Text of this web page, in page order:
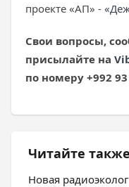
проекте «АП» -
Свои вопросы,
присылайте на
по номеру +992
Читайте также
Новая